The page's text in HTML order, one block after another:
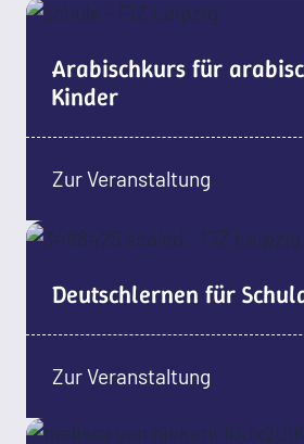
Arabischkurs für
Kinder
Zur Veranstaltung
Deutschlernen für
Zur Veranstaltung